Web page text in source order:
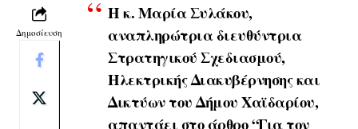
Δημοσίευση
Ηκ. Μαρία Συλάκου,
αναπληρώτριαδιευθύντρια
Στρατηγικού Σχεδιασμού,
Ηλεκτρικής Διακυβέρνησης και
Δικτύων του Δήμου Χαϊδαρίου,
απαντάει στο άρθρο“Για τον